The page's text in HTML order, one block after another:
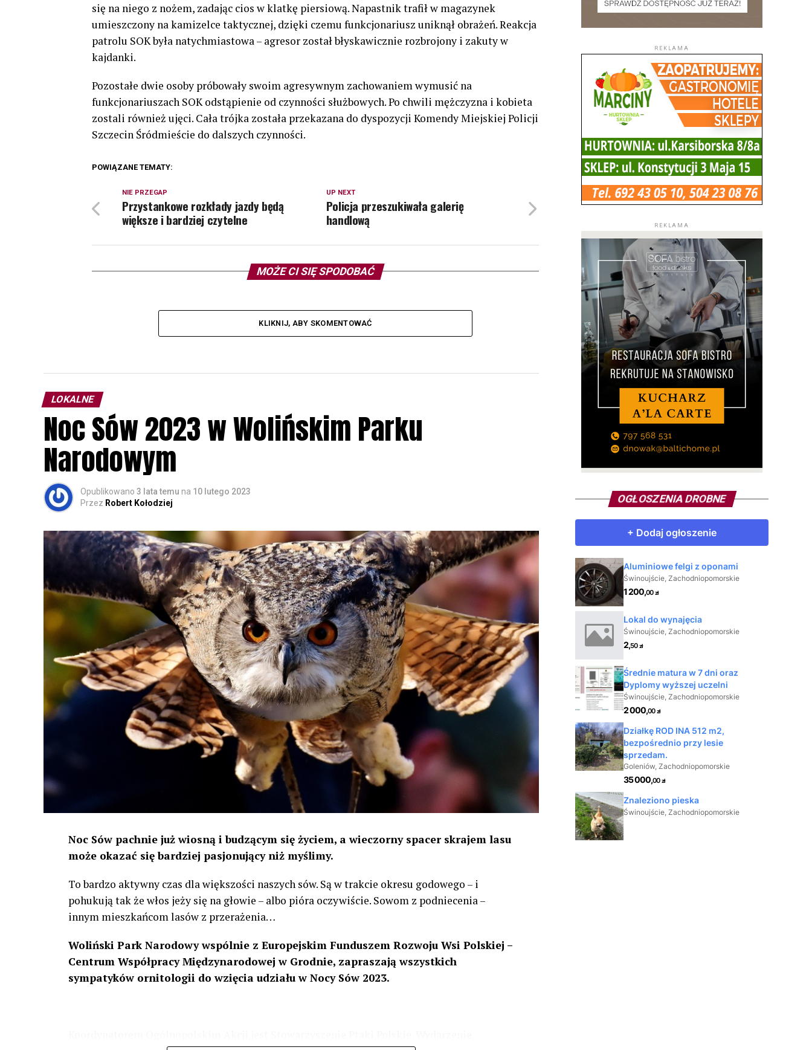
się na niego z nożem, zadając cios w klatkę piersiową. Napastnik trafił w magazynek
umieszczony na kamizelce taktycznej, dzięki czemu funkcjonariusz uniknął obrażeń. Reakcja
patrolu SOK była natychmiastowa – agresor został błyskawicznie rozbrojony i zakuty w
kajdanki.
Pozostałe dwie osoby próbowały swoim agresywnym zachowaniem wymusić na
funkcjonariuszach SOK odstąpienie od czynności służbowych. Po chwili mężczyzna i kobieta
zostali również ujęci. Cała trójka została przekazana do dyspozycji Komendy Miejskiej Policji
Szczecin Śródmieście do dalszych czynności.
POWIĄZANE TEMATY:
UP NEXT
Policja przeszukiwała galerię
handlową
NIE PRZEGAP
Przystankowe rozkłady jazdy będą
większe i bardziej czytelne
MOŻE CI SIĘ SPODOBAĆ
KLIKNIJ, ABY SKOMENTOWAĆ
LOKALNE
Noc Sów 2023 w Wolińskim Parku
Narodowym
Opublikowano 3 lata temu na 10 lutego 2023
Przez Robert Kołodziej
Noc Sów pachnie już wiosną i budzącym się życiem, a wieczorny spacer skrajem lasu
może okazać się bardziej pasjonujący niż myślimy.
To bardzo aktywny czas dla większości naszych sów. Są w trakcie okresu godowego – i
pohukują tak że włos jeży się na głowie – albo pióra oczywiście. Sowom z podniecenia –
innym mieszkańcom lasów z przerażenia…
Woliński Park Narodowy wspólnie z Europejskim Funduszem Rozwoju Wsi Polskiej –
Centrum Współpracy Międzynarodowej w Grodnie, zapraszają wszystkich
sympatyków ornitologii do wzięcia udziału w Nocy Sów 2023.
REKLAMA
REKLAMA
OGŁOSZENIA DROBNE